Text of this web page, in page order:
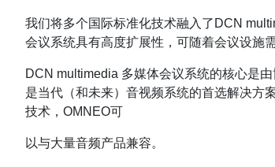
我们将多个国际标准化技术融入了DCN
会议系统具有高度扩展性，可随着会议设施
DCN multimedia 多媒体会议系统的核心是
是当代（和未来）音视频系统的首选解决方
技术，OMNEO可
以与大量音频产品兼容。